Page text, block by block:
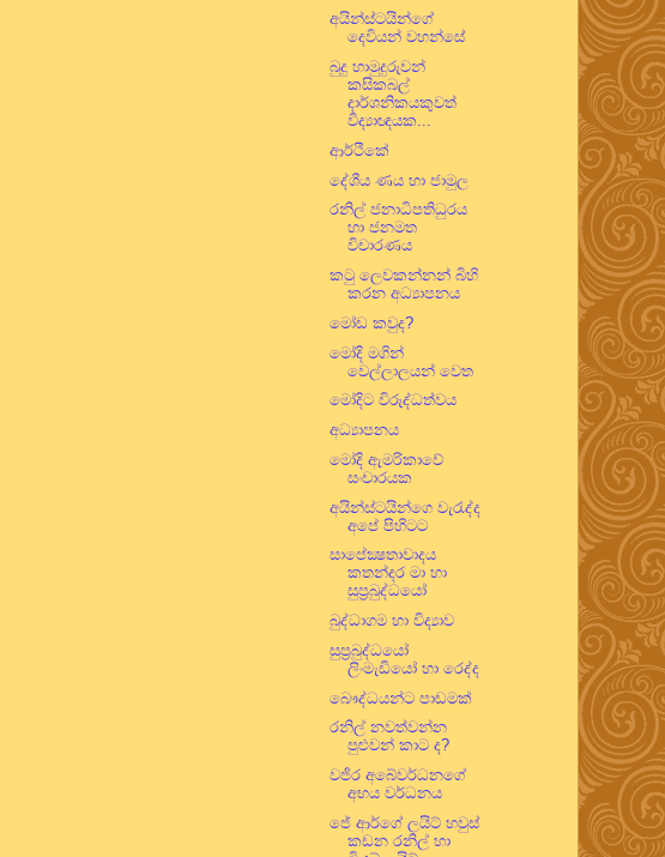
අයින්ස්ටයින්ගේ
දෙවියන් වහන්සේ
බුදු හාමුදුරුවන්
කසිකබල්
දාර්ශනිකයකුවත්
විද්‍යාඥයක...
ආර්ථිකේ
දේශීය ණය හා ජාමුල
රනිල් ජනාධිපතිධුරය
හා ජනමත
විචාරණය
කටු ලෙවකන්නන් බිහි
කරන අධ්‍යාපනය
මෝඩ කවුද?
මෝදි මගින්
වෙල්ලාලයන් වෙත
මෝදිට විරුද්ධත්වය
අධ්‍යාපනය
මෝදි ඇමරිකාවේ
සංචාරයක
අයින්ස්ටයින්ගෙ වැරැද්ද
අපේ පිහිටට
සාපේක්‍ෂතාවාදය
කතන්දර මා හා
සුප්‍රබුද්ධයෝ
බුද්ධාගම හා විද්‍යාව
සුප්‍රබුද්ධයෝ
ලිංමැඩියෝ හා රෙද්ද
බෞද්ධයන්ට පාඩමක්
රනිල් නවත්වන්න
පුළුවන් කාට ද?
වජිර අබේවර්ධනගේ
අභය වර්ධනය
ජේ ආර්ගේ ලයිට් හවුස්
කඩන රනිල් හා